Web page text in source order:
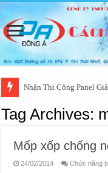
Nhận Thi Công Panel
Tag Archives:
Mốp xốp chống
24/02/2014 Chức năng